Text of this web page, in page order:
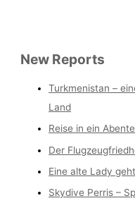
New Reports
Turkmenistan –
Land
Reise in ein
Der
Eine alte Lady
Skydive Perris –